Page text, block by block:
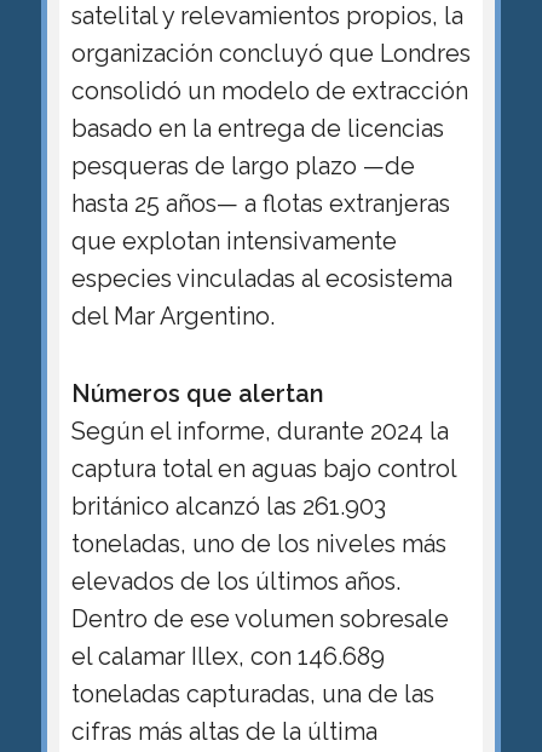
satelital y relevamientos propios, la
organización concluyó que Londres
consolidó un modelo de extracción
basado en la entrega de licencias
pesqueras de largo plazo —de
hasta 25 años— a flotas extranjeras
que explotan intensivamente
especies vinculadas al ecosistema
del Mar Argentino.
Números que alertan
Según el informe, durante 2024 la
captura total en aguas bajo control
británico alcanzó las 261.903
toneladas, uno de los niveles más
elevados de los últimos años.
Dentro de ese volumen sobresale
el calamar Illex, con 146.689
toneladas capturadas, una de las
cifras más altas de la última